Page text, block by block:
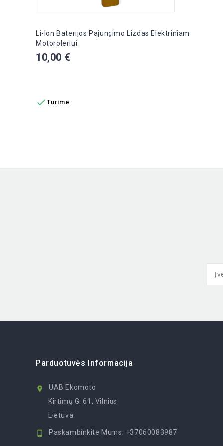
Li-Ion Baterijos Pajungimo Lizdas Elektriniam
Motoroleriui
Kaina
10,00 €
 Turime
Parduotuvės Informacija

UAB Ekomoto
Kirtimų G. 61, Vilnius
Lietuva
 Paskambinkite Mums: +37060083987